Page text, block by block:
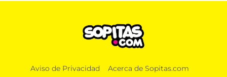
Aviso de Privacidad Acerca de Sopitas.com